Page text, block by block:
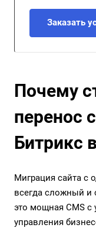
Заказать
Почему
перенос
Битрикс
Миграция сайта с
всегда сложный и
это мощная CMS
управления